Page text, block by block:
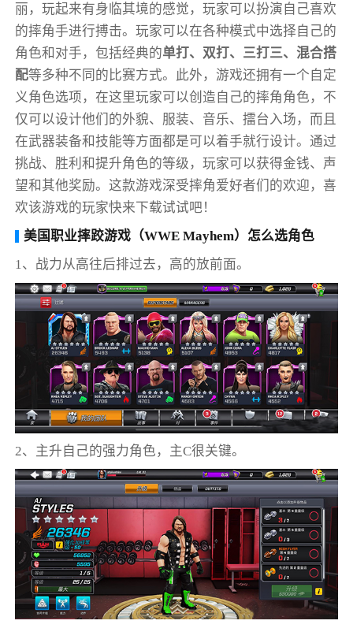
丽，玩起来有身临其境的感觉，玩家可以扮演自己喜欢
的摔角手进行搏击。玩家可以在各种模式中选择自己的
角色和对手，包括经典的单打、双打、三打三、混合搭
配等多种不同的比赛方式。此外，游戏还拥有一个自定
义角色选项，在这里玩家可以创造自己的摔角角色，不
仅可以设计他们的外貌、服装、音乐、擂台入场，而且
在武器装备和技能等方面都是可以着手就行设计。通过
挑战、胜利和提升角色的等级，玩家可以获得金钱、声
望和其他奖励。这款游戏深受摔角爱好者们的欢迎，喜
欢该游戏的玩家快来下载试试吧！
美国职业摔跤游戏（WWE Mayhem）怎么选角色
1、战力从高往后排过去，高的放前面。
2、主升自己的强力角色，主C很关键。